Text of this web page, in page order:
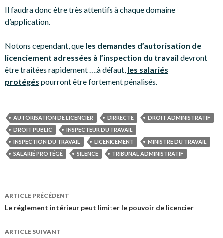
Il faudra donc être très attentifs à chaque domaine
d’application.
Notons cependant, que les demandes d’autorisation de
licenciement adressées à l’inspection du travail devront
être traitées rapidement ….à défaut, les salariés
protégés pourront être fortement pénalisés.
AUTORISATION DE LICENCIER DIRRECTE
DROIT ADMINISTRATIF
DROIT PUBLIC
INSPECTEUR DU TRAVAIL
INSPECTION DU TRAVAIL
LICENICEMENT
MINISTRE DU TRAVAIL
SALARIÉ PROTÉGÉ
SILENCE TRIBUNAL ADMINISTRATIF
Navigation
des
articles
ARTICLE PRÉCÉDENT
Le réglement intérieur peut limiter le pouvoir de licencier
ARTICLE SUIVANT